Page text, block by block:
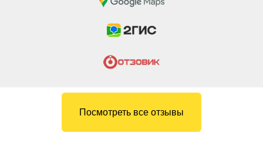
Посмотреть все отзывы